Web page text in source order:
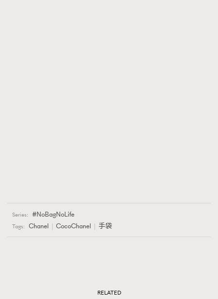
Series: NoBagNoLife
Tags: Chanel CocoChanel 手袋
RELATED